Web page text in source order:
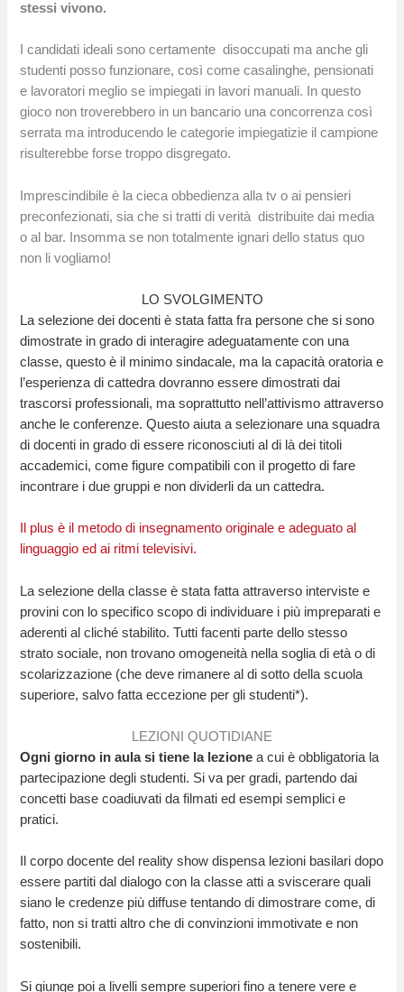
stessi vivono.
I candidati ideali sono certamente disoccupati ma anche gli
studenti posso funzionare, così come casalinghe, pensionati
e lavoratori meglio se impiegati in lavori manuali. In questo
gioco non troverebbero in un bancario una concorrenza così
serrata ma introducendo le categorie impiegatizie il campione
risulterebbe forse troppo disgregato.
Imprescindibile è la cieca obbedienza alla tv o ai pensieri
preconfezionati, sia che si tratti di verità distribuite dai media
o al bar. Insomma se non totalmente ignari dello status quo
non li vogliamo!
LO SVOLGIMENTO
La selezione dei docenti è stata fatta fra persone che si sono
dimostrate in grado di interagire adeguatamente con una
classe, questo è il minimo sindacale, ma la capacità oratoria e
l’esperienza di cattedra dovranno essere dimostrati dai
trascorsi professionali, ma soprattutto nell’attivismo attraverso
anche le conferenze. Questo aiuta a selezionare una squadra
di docenti in grado di essere riconosciuti al di là dei titoli
accademici, come figure compatibili con il progetto di fare
incontrare i due gruppi e non dividerli da un cattedra.
Il plus è il metodo di insegnamento originale e adeguato al
linguaggio ed ai ritmi televisivi.
La selezione della classe è stata fatta attraverso interviste e
provini con lo specifico scopo di individuare i più impreparati e
aderenti al cliché stabilito. Tutti facenti parte dello stesso
strato sociale, non trovano omogeneità nella soglia di età o di
scolarizzazione (che deve rimanere al di sotto della scuola
superiore, salvo fatta eccezione per gli studenti*).
LEZIONI QUOTIDIANE
Ogni giorno in aula si tiene la lezione a cui è obbligatoria la
partecipazione degli studenti. Si va per gradi, partendo dai
concetti base coadiuvati da filmati ed esempi semplici e
pratici.
Il corpo docente del reality show dispensa lezioni basilari dopo
essere partiti dal dialogo con la classe atti a sviscerare quali
siano le credenze più diffuse tentando di dimostrare come, di
fatto, non si tratti altro che di convinzioni immotivate e non
sostenibili.
Si giunge poi a livelli sempre superiori fino a tenere vere e